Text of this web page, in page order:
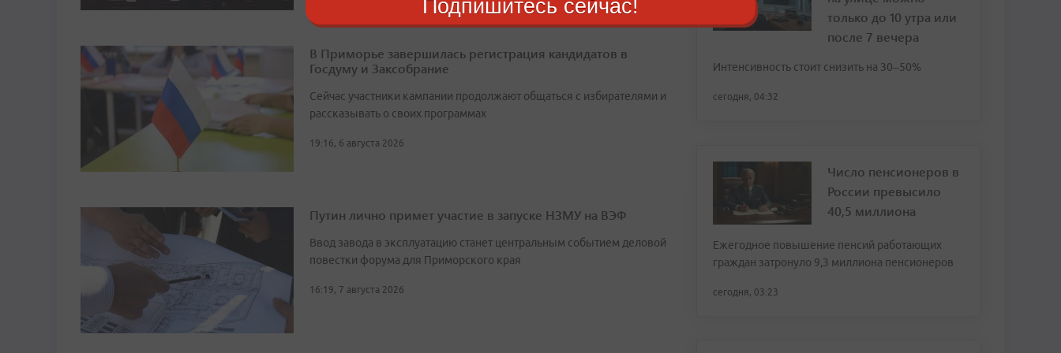
В Приморье завершилась регистрация кандидатов в
Госдуму и Заксобрание
Сейчас участники кампании продолжают общаться с избирателями и
рассказывать о своих программах
19:16, 6 августа 2026
Путин лично примет участие в запуске НЗМУ на ВЭФ
Ввод завода в эксплуатацию станет центральным событием деловой
повестки форума для Приморского края
16:19, 7 августа 2026
только до 10 утра или
после 7 вечера
Интенсивность стоит снизить на 30–50%
сегодня, 04:32
Число пенсионеров в
России превысило
40,5 миллиона
Ежегодное повышение пенсий работающих
граждан затронуло 9,3 миллиона пенсионеров
сегодня, 03:23
Подпишитесь сейчас!